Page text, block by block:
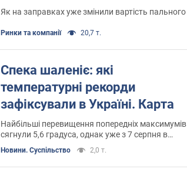
Як на заправках уже змінили вартість пального
Ринки та компанії 20,7 т.
Спека шаленіє: які
температурні рекорди
зафіксували в Україні. Карта
Найбільші перевищення попередніх максимумів
сягнули 5,6 градуса, однак уже з 7 серпня в
частині регіонів очікують поступове
послаблення спеки
Новини. Суспільство 2,0 т.